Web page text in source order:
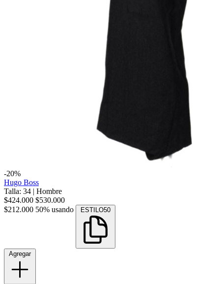
-20%
Hugo Boss
Talla: 34 | Hombre
$424.000 $530.000
$212.000 50% usando ESTILO50
Agregar